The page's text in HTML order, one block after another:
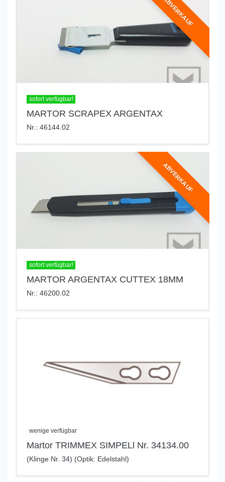
ABVERKAUF
sofort verfügbar!
MARTOR SCRAPEX ARGENTAX
Nr.: 46144.02
ABVERKAUF
sofort verfügbar!
MARTOR ARGENTAX CUTTEX 18MM
Nr.: 46200.02
wenige verfügbar
Martor TRIMMEX SIMPELl Nr. 34134.00
(Klinge Nr. 34) (Optik: Edelstahl)